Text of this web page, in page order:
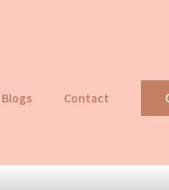
Blogs Contact